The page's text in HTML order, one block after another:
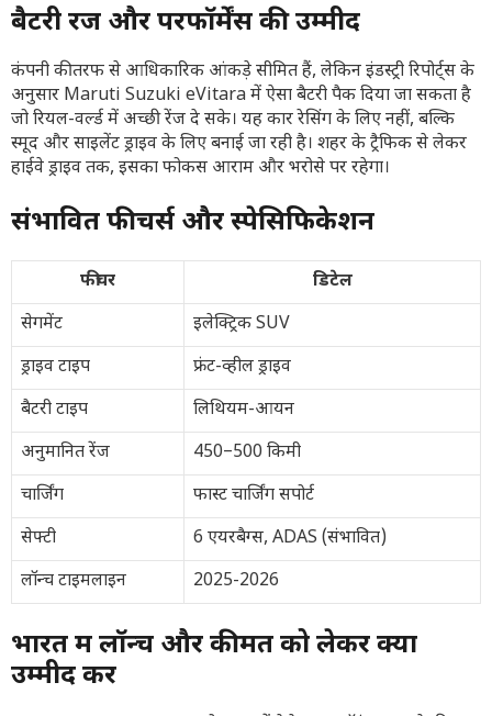
बैटरी रेंज और परफॉर्मेंस की उम्मीद
कंपनी की तरफ से आधिकारिक आंकड़े सीमित हैं, लेकिन इंडस्ट्री रिपोर्ट्स के
अनुसार Maruti Suzuki eVitara में ऐसा बैटरी पैक दिया जा सकता है
जो रियल-वर्ल्ड में अच्छी रेंज दे सके। यह कार रेसिंग के लिए नहीं, बल्कि
स्मूद और साइलेंट ड्राइव के लिए बनाई जा रही है। शहर के ट्रैफिक से लेकर
हाईवे ड्राइव तक, इसका फोकस आराम और भरोसे पर रहेगा।
संभावित फीचर्स और स्पेसिफिकेशन
फीचर
डिटेल
सेगमेंट
इलेक्ट्रिक SUV
ड्राइव टाइप
फ्रंट-व्हील ड्राइव
बैटरी टाइप
लिथियम-आयन
अनुमानित रेंज
450–500 किमी
चार्जिंग
फास्ट चार्जिंग सपोर्ट
सेफ्टी
6 एयरबैग्स, ADAS (संभावित)
लॉन्च टाइमलाइन
2025-2026
भारत में लॉन्च और कीमत को लेकर क्या
उम्मीद करें